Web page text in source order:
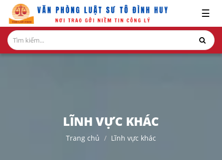
GIỚI
THIỆU
☰
LĨNH VỰC KHÁC
Trang chủ Lĩnh vực khác